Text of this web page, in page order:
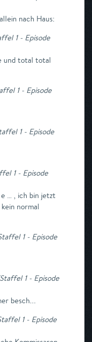
nach Haus:
1 - Episode
und total total
1 - Episode
1 - Episode
1 - Episode
… , ich bin jetzt
normal
1 - Episode
Staffel 1 - Episode
besch...
1 - Episode